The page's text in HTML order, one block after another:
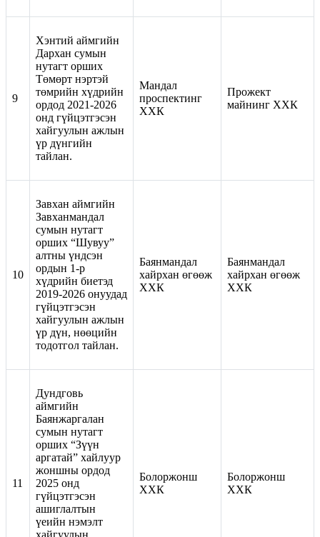
9
Хэнтий аймгийн
Дархан сумын
нутагт орших
Төмөрт нэртэй
төмрийн хүдрийн
ордод 2021-2026
онд гүйцэтгэсэн
хайгуулын ажлын
үр дүнгийн
тайлан.
Мандал
проспектинг
ХХК
Прожект
майнинг ХХК
10
Завхан аймгийн
Завханмандал
сумын нутагт
орших “Шувуу”
алтны үндсэн
ордын 1-р
хүдрийн биетэд
2019-2026 онуудад
гүйцэтгэсэн
хайгуулын ажлын
үр дүн, нөөцийн
тодотгол тайлан.
Баянмандал
хайрхан өгөөж
ХХК
Баянмандал
хайрхан өгөөж
ХХК
11
Дундговь
аймгийн
Баянжаргалан
сумын нутагт
орших “Зүүн
аргатай” хайлуур
жоншны ордод
2025 онд
гүйцэтгэсэн
ашиглалтын
үеийн нэмэлт
Болоржонш
ХХК
Болоржонш
ХХК